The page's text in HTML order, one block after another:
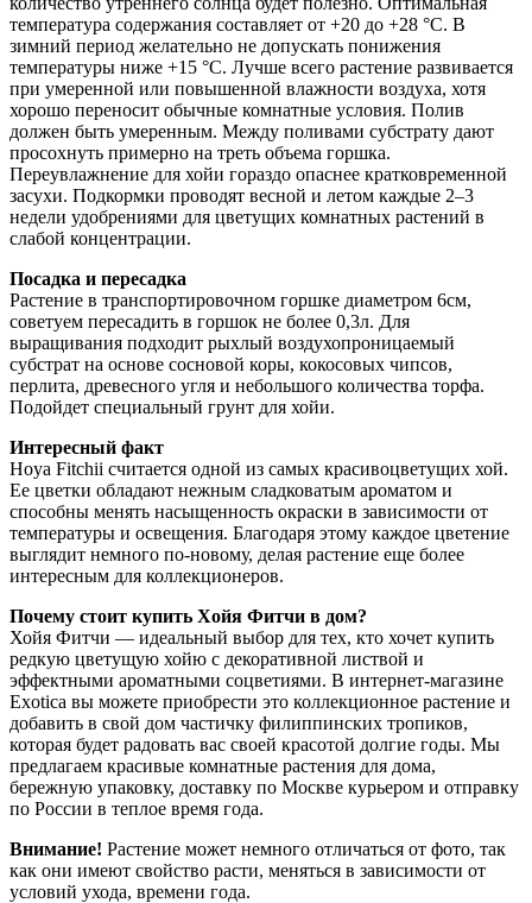
температура содержания составляет от +20 до +28 °C. В
зимний период желательно не допускать понижения
температуры ниже +15 °C. Лучше всего растение развивается
при умеренной или повышенной влажности воздуха, хотя
хорошо переносит обычные комнатные условия. Полив
должен быть умеренным. Между поливами субстрату дают
просохнуть примерно на треть объема горшка.
Переувлажнение для хойи гораздо опаснее кратковременной
засухи. Подкормки проводят весной и летом каждые 2–3
недели удобрениями для цветущих комнатных растений в
слабой концентрации.
Посадка и пересадка
Растение в транспортировочном горшке диаметром 6см,
советуем пересадить в горшок не более 0,3л. Для
выращивания подходит рыхлый воздухопроницаемый
субстрат на основе сосновой коры, кокосовых чипсов,
перлита, древесного угля и небольшого количества торфа.
Подойдет специальный грунт для хойи.
Интересный факт
Hoya Fitchii считается одной из самых красивоцветущих хой.
Ее цветки обладают нежным сладковатым ароматом и
способны менять насыщенность окраски в зависимости от
температуры и освещения. Благодаря этому каждое цветение
выглядит немного по-новому, делая растение еще более
интересным для коллекционеров.
Почему стоит купить Хойя Фитчи в дом?
Хойя Фитчи — идеальный выбор для тех, кто хочет купить
редкую цветущую хойю с декоративной листвой и
эффектными ароматными соцветиями. В интернет-магазине
Exotica вы можете приобрести это коллекционное растение и
добавить в свой дом частичку филиппинских тропиков,
которая будет радовать вас своей красотой долгие годы. Мы
предлагаем красивые комнатные растения для дома,
бережную упаковку, доставку по Москве курьером и отправку
по России в теплое время года.
Внимание! Растение может немного отличаться от фото, так
как они имеют свойство расти, меняться в зависимости от
условий ухода, времени года.